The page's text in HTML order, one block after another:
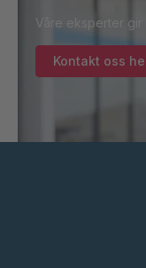
Våre eksperter gir
Kontakt oss